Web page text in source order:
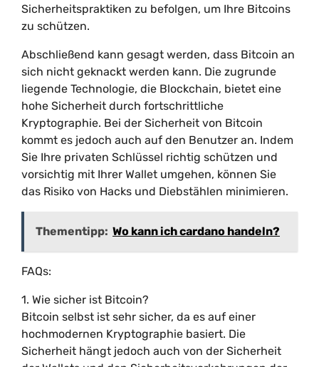
Sicherheitspraktiken zu befolgen, um Ihre Bitcoins
zu schützen.
Abschließend kann gesagt werden, dass Bitcoin an
sich nicht geknackt werden kann. Die zugrunde
liegende Technologie, die Blockchain, bietet eine
hohe Sicherheit durch fortschrittliche
Kryptographie. Bei der Sicherheit von Bitcoin
kommt es jedoch auch auf den Benutzer an. Indem
Sie Ihre privaten Schlüssel richtig schützen und
vorsichtig mit Ihrer Wallet umgehen, können Sie
das Risiko von Hacks und Diebstählen minimieren.
Thementipp: Wo kann ich cardano handeln?
FAQs:
1. Wie sicher ist Bitcoin?
Bitcoin selbst ist sehr sicher, da es auf einer
hochmodernen Kryptographie basiert. Die
Sicherheit hängt jedoch auch von der Sicherheit